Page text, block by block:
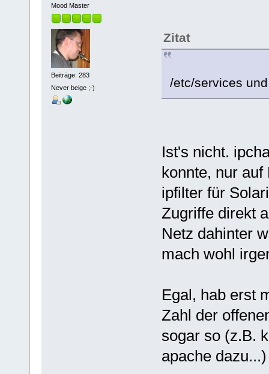
Mood Master
Beiträge: 283
Never beige ;-)
Zitat
/etc/services
Ist's nicht.
konnte, nur
ipfilter für
Zugriffe direkt
Netz dahinter
mach wohl
Egal, hab erst
Zahl der
sogar so (z.B.
apache dazu...)